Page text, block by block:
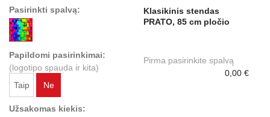
Pasirinkti spalvą:
Papildomi pasirinkimai:
(logotipo spauda ir kita)
Taip
Ne
Užsakomas kiekis:
Klasikinis stendas
PRATO, 85 cm pločio
Pirma pasirinkite spalvą
0,00 €